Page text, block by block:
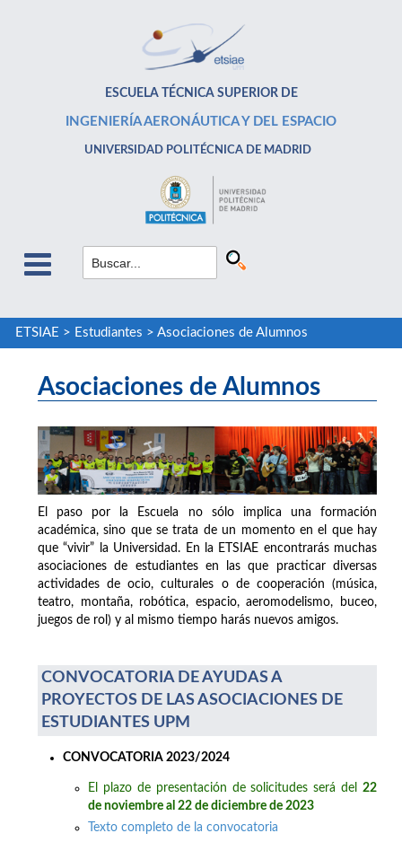
ESCUELA TÉCNICA SUPERIOR DE
INGENIERÍA AERONÁUTICA Y DEL ESPACIO
UNIVERSIDAD POLITÉCNICA DE MADRID
ETSIAE > Estudiantes > Asociaciones de Alumnos
Asociaciones de Alumnos
El paso por la Escuela no sólo implica una formación
académica, sino que se trata de un momento en el que hay
que “vivir” la Universidad. En la ETSIAE encontrarás muchas
asociaciones de estudiantes en las que practicar diversas
actividades de ocio, culturales o de cooperación (música,
teatro, montaña, robótica, espacio, aeromodelismo, buceo,
juegos de rol) y al mismo tiempo harás nuevos amigos.
CONVOCATORIA DE AYUDAS A
PROYECTOS DE LAS ASOCIACIONES DE
ESTUDIANTES UPM
CONVOCATORIA 2023/2024
El plazo de presentación de solicitudes será del 22
de noviembre al 22 de diciembre de 2023
Texto completo de la convocatoria